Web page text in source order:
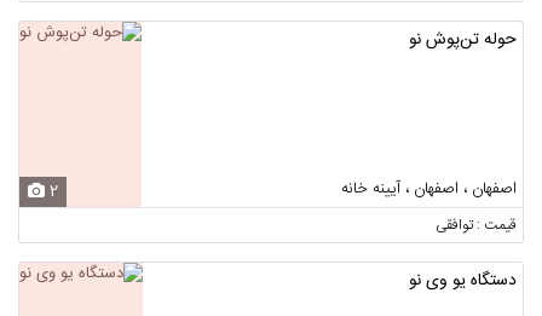
حوله تن‌پوش نو
اصفهان ، اصفهان ، آیینه خانه 2
قیمت : توافقی
دستگاه یو وی نو